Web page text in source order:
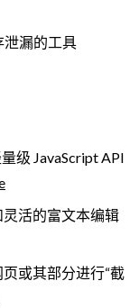
泄漏的工具
级 JavaScript API
活的富文本编辑
或其部分进行“截